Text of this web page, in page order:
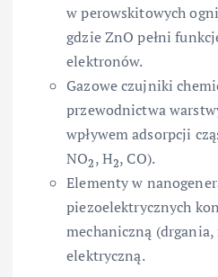
w perowskitowych
gdzie ZnO pełni
elektronów.
Gazowe czujniki
przewodnictwa
wpływem adsorpcji
NO2 , H2, CO).
Elementy w
piezoelektrycznych
mechaniczną
elektryczną.